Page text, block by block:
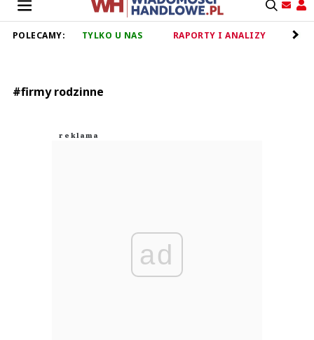
POLECAMY: TYLKO U NAS RAPORTY I ANALIZY
#firmy rodzinne
ad